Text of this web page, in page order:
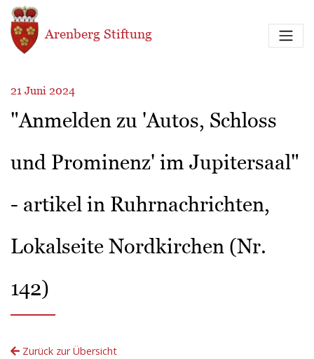
Direkt zum Inhalt
Arenberg Stiftung
21 Juni 2024
"Anmelden zu 'Autos, Schloss
und Prominenz' im Jupitersaal"
- artikel in Ruhrnachrichten,
Lokalseite Nordkirchen (Nr.
142)
Zurück zur Übersicht